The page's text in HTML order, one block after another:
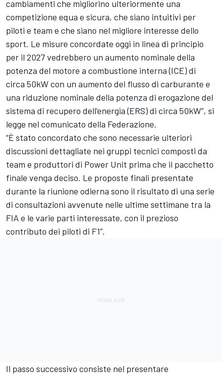
cambiamenti che migliorino ulteriormente una
competizione equa e sicura, che siano intuitivi per
piloti e team e che siano nel migliore interesse dello
sport. Le misure concordate oggi in linea di principio
per il 2027 vedrebbero un aumento nominale della
potenza del motore a combustione interna (ICE) di
circa 50kW con un aumento del flusso di carburante e
una riduzione nominale della potenza di erogazione del
sistema di recupero dell'energia (ERS) di circa 50kW”, si
legge nel comunicato della Federazione.
“È stato concordato che sono necessarie ulteriori
discussioni dettagliate nei gruppi tecnici composti da
team e produttori di Power Unit prima che il pacchetto
finale venga deciso. Le proposte finali presentate
durante la riunione odierna sono il risultato di una serie
di consultazioni avvenute nelle ultime settimane tra la
FIA e le varie parti interessate, con il prezioso
contributo dei piloti di F1”.
Il passo successivo consiste nel presentare